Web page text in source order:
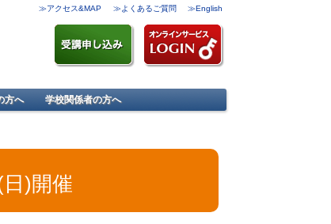
≫English
≫よくあるご質問
≫アクセス&MAP
方へ 学校関係者の方へ
)開催